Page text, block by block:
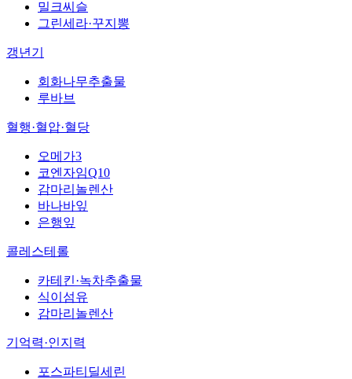
밀크씨슬
그린세라·꾸지뽕
갱년기
회화나무추출물
루바브
혈행·혈압·혈당
오메가3
코엔자임Q10
감마리놀렌산
바나바잎
은행잎
콜레스테롤
카테킨·녹차추출물
식이섬유
감마리놀렌산
기억력·인지력
포스파티딜세린